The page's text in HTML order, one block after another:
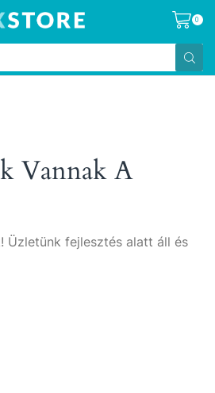
0
input
Vannak A
Üzletünk fejlesztés alatt áll és